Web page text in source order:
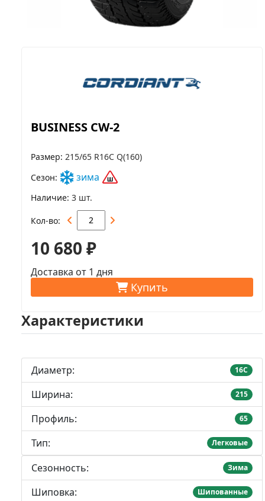
BUSINESS CW-2
Размер 215/65 R16C Q(160)
Сезон
зима
Наличие 3 шт.
Кол-во
10 680 ₽
Доставка от 1 дня
Купить
Характеристики
Диаметр: 16C
Ширина: 215
Профиль: 65
Тип: Легковые
Сезонность: Зима
Шиповка: Шипованные